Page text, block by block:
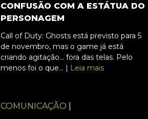
CONFUSÃO COM A ESTÁTUA DO
PERSONAGEM
Call of Duty: Ghosts está previsto para 5
de novembro, mas o game já está
criando agitação... fora das telas. Pelo
menos foi o que... | Leia mais
COMUNICAÇÃO